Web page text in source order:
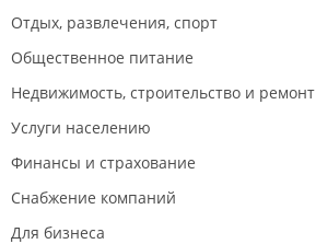
Отдых, развлечения, спорт
Общественное питание
Недвижимость, строительство и ремонт
Услуги населению
Финансы и страхование
Снабжение компаний
Для бизнеса